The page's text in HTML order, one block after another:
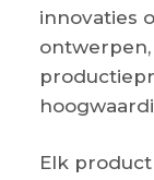
innovaties
Elk